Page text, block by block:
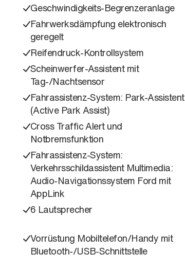
Geschwindigkeits-Begrenzeranlage
Fahrwerksdämpfung elektronisch
geregelt
Reifendruck-Kontrollsystem
Scheinwerfer-Assistent mit
Tag-/Nachtsensor
Fahrassistenz-System: Park-Assistent
(Active Park Assist)
Cross Traffic Alert und
Notbremsfunktion
Fahrassistenz-System:
Verkehrsschildassistent Multimedia:
Audio-Navigationssystem Ford mit
AppLink
6 Lautsprecher
Vorrüstung Mobiltelefon/Handy mit
Bluetooth-/USB-Schnittstelle